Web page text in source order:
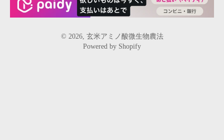
© 2026, 玄米アミノ酸微生物農法
Powered by Shopify